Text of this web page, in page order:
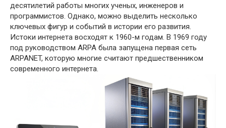
десятилетий работы многих ученых, инженеров и
программистов. Однако, можно выделить несколько
ключевых фигур и событий в истории его развития.
Истоки интернета восходят к 1960-м годам. В 1969 году
под руководством ARPA была запущена первая сеть
ARPANET, которую многие считают предшественником
современного интернета.